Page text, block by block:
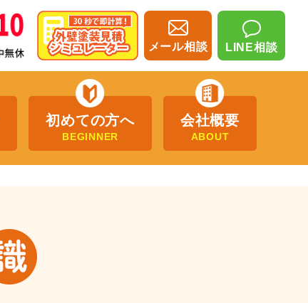
メール相談 LINE相談
初めての方へ
BEGINNER
会社概要
ABOUT